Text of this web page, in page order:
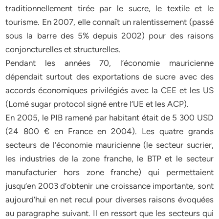
traditionnellement tirée par le sucre, le textile et le
tourisme. En 2007, elle connaît un ralentissement (passé
sous la barre des 5% depuis 2002) pour des raisons
conjoncturelles et structurelles.
Pendant les années 70, l’économie mauricienne
dépendait surtout des exportations de sucre avec des
accords économiques privilégiés avec la CEE et les US
(Lomé sugar protocol signé entre l’UE et les ACP).
En 2005, le PIB ramené par habitant était de 5 300 USD
(24 800 € en France en 2004). Les quatre grands
secteurs de l’économie mauricienne (le secteur sucrier,
les industries de la zone franche, le BTP et le secteur
manufacturier hors zone franche) qui permettaient
jusqu’en 2003 d’obtenir une croissance importante, sont
aujourd’hui en net recul pour diverses raisons évoquées
au paragraphe suivant. Il en ressort que les secteurs qui